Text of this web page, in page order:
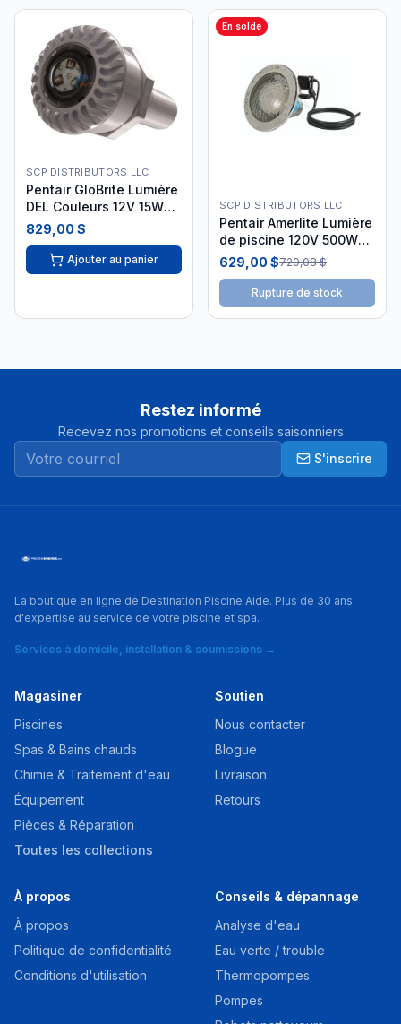
SCP DISTRIBUTORS LLC
Pentair GloBrite Lumière
DEL Couleurs 12V 15W
100'
829,00 $
Ajouter au panier
En solde
SCP DISTRIBUTORS LLC
Pentair Amerlite Lumière
de piscine 120V 500W
30' CSA AMP-30-9004
629,00 $720,08 $
Rupture de stock
Restez informé
Recevez nos promotions et conseils saisonniers
S'inscrire
La boutique en ligne de Destination Piscine Aide. Plus de 30 ans
d'expertise au service de votre piscine et spa.
Services à domicile, installation & soumissions →
Magasiner
Piscines
Spas & Bains chauds
Chimie & Traitement d'eau
Équipement
Pièces & Réparation
Toutes les collections
Soutien
Nous contacter
Blogue
Livraison
Retours
À propos
À propos
Politique de confidentialité
Conditions d'utilisation
Conseils & dépannage
Analyse d'eau
Eau verte / trouble
Thermopompes
Pompes